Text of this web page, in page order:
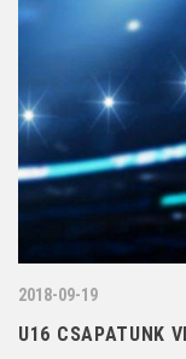
2018-09-19
U16 CSAPATUNK